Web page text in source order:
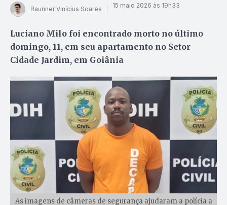
Raunner Vinícius Soares 15 maio 2026 às 19h33
Luciano Milo foi encontrado morto no último
domingo, 11, em seu apartamento no Setor
Cidade Jardim, em Goiânia
As imagens de câmeras de segurança ajudaram a polícia a